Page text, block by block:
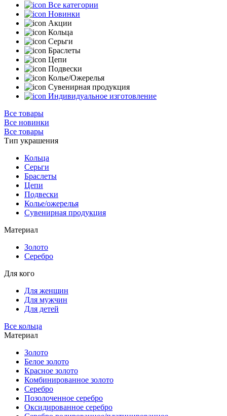
Все категории
Новинки
Акции
Кольца
Серьги
Браслеты
Цепи
Подвески
Колье/Ожерелья
Сувенирная продукция
Индивидуальное изготовление
Все товары
Все новинки
Все товары
Тип украшения
Кольца
Серьги
Браслеты
Цепи
Подвески
Колье/ожерелья
Сувенирная продукция
Материал
Золото
Серебро
Для кого
Для женщин
Для мужчин
Для детей
Все кольца
Материал
Золото
Белое золото
Красное золото
Комбинированное золото
Серебро
Позолоченное серебро
Оксидированное серебро